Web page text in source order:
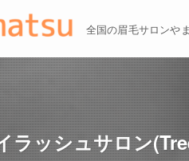
全国の眉毛サロンや
ラッシュサロン